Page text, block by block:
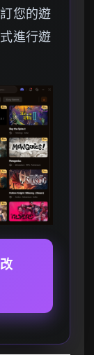
您的遊
進行遊